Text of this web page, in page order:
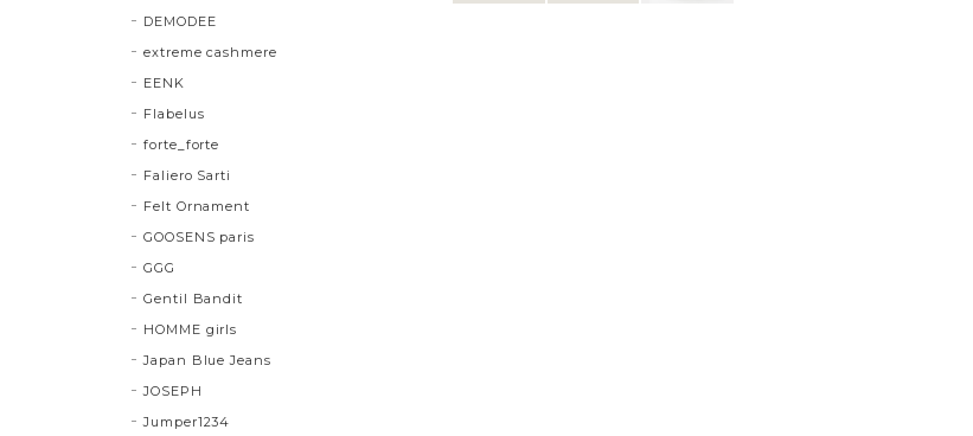
DEMODEE
extreme cashmere
EENK
Flabelus
forte_forte
Faliero Sarti
Felt Ornament
GOOSENS paris
GGG
Gentil Bandit
HOMME girls
Japan Blue Jeans
JOSEPH
Jumper1234